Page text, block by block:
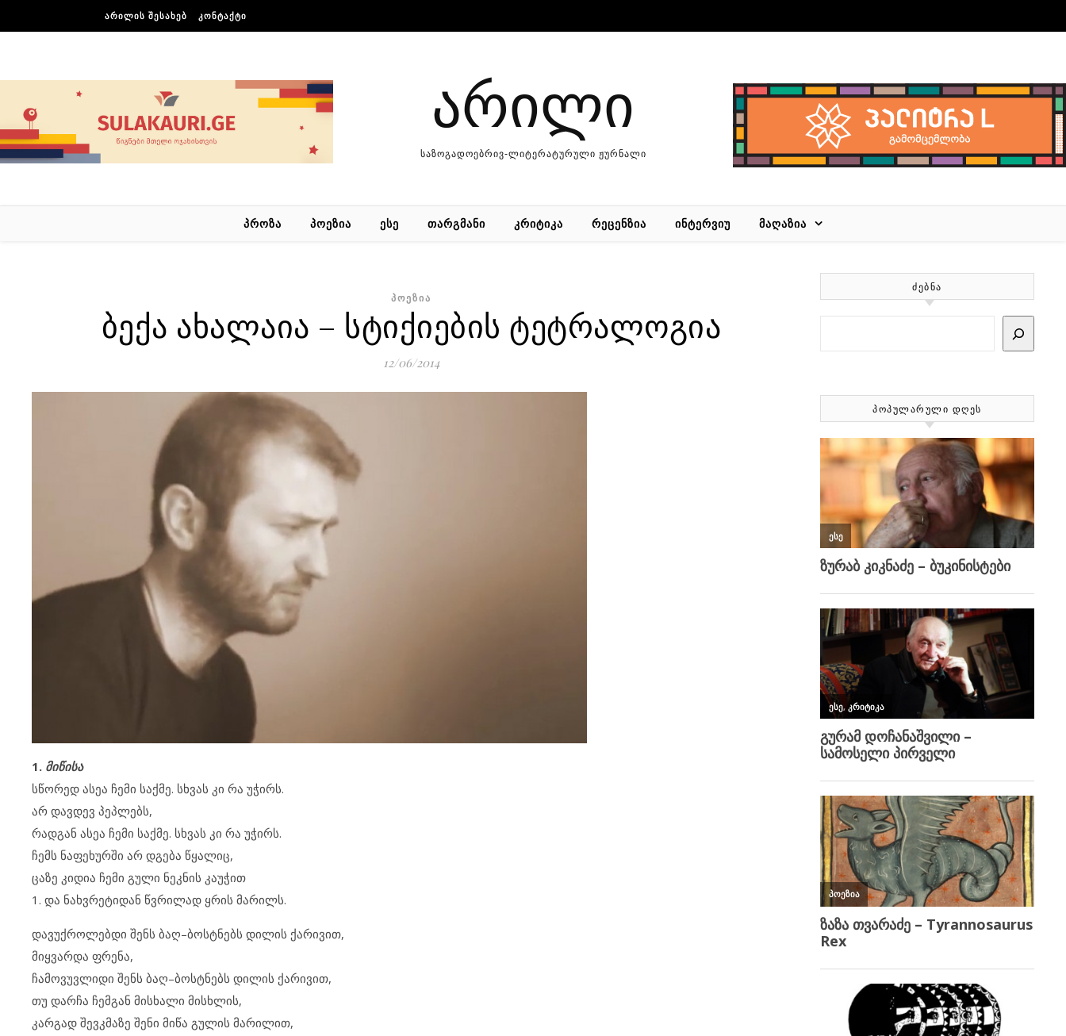
ᲐᲠᲘᲚᲘᲡ ᲨᲔᲡᲐᲮᲔᲑ ᲙᲝᲜᲢᲐᲥᲢᲘ
არილი
საზოგადოებრივ-ლიტერატურული ჟურნალი
ᲞᲠᲝᲖᲐ ᲞᲝᲔᲖᲘᲐ ᲔᲡᲔ ᲗᲐᲠᲒᲛᲐᲜᲘ ᲙᲠᲘᲢᲘᲙᲐ ᲠᲔᲪᲔᲜᲖᲘᲐ ᲘᲜᲢᲔᲠᲕᲘᲣ ᲛᲐᲦᲐᲖᲘᲐ
ᲞᲝᲔᲖᲘᲐ
ბექა ახალაია – სტიქიების ტეტრალოგია
12/06/2014
1. მიწისა
სწორედ ასეა ჩემი საქმე. სხვას კი რა უჭირს.
არ დავდევ პეპლებს,
რადგან ასეა ჩემი საქმე. სხვას კი რა უჭირს.
ჩემს ნაფეხურში არ დგება წყალიც,
ცაზე კიდია ჩემი გული ნეკნის კაუჭით
1. და ნახვრეტიდან წვრილად ყრის მარილს.
დავუქროლებდი შენს ბაღ–ბოსტნებს დილის ქარივით,
მიყვარდა ფრენა,
ჩამოვუვლიდი შენს ბაღ–ბოსტნებს დილის ქარივით,
თუ დარჩა ჩემგან მისხალი მისხლის,
კარგად შევკმაზე შენი მიწა გულის მარილით,
ᲫᲔᲑᲜᲐ
ᲞᲝᲞᲣᲚᲐᲠᲣᲚᲘ ᲓᲦᲔᲡ